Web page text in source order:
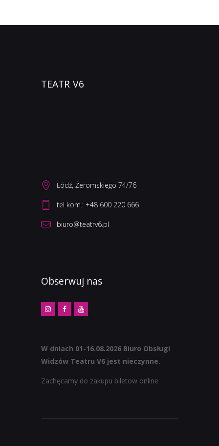
TEATR V6
Łódź, Żeromskiego 74/76
biuro@teatrv6.pl
Obserwuj nas
W dniach 01-16.08.2026 Biuro Obsługi
Widzów Teatru V6 jest nieczynne.
Zachęcamy do zakupu biletow online